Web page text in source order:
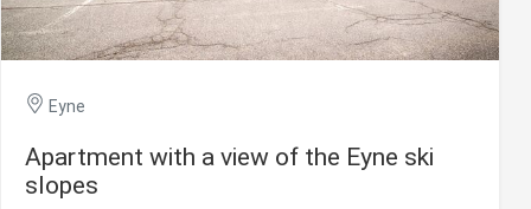
Eyne
Apartment with a view of the Eyne ski
slopes